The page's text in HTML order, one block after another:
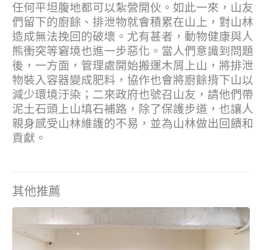
任何平坦腹地都可以紮營開伙。如此一來，山友
們留下的廚餘、排泄物就會積累在山上，對山林
造成無法挽回的破壞。尤有甚者，動物健康與人
熊衝突等窘境也進一步惡化。當人們意識到問題
後，一方面，管理處開始搬運木屑上山，將排泄
物裝入容器變成肥料，協作也會將廚餘揹下山以
減少環境汙染；二來政府也號召山友，請他們帶
泥土石頭上山填石補路，除了保護步道，也讓人
親身感受山林維護的不易，並為山林做出回饋和
貢獻。
其他推薦